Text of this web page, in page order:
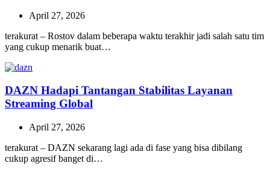
April 27, 2026
terakurat – Rostov dalam beberapa waktu terakhir jadi salah satu tim
yang cukup menarik buat…
DAZN Hadapi Tantangan Stabilitas Layanan
Streaming Global
April 27, 2026
terakurat – DAZN sekarang lagi ada di fase yang bisa dibilang
cukup agresif banget di…